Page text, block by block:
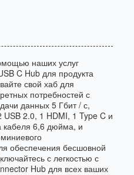
наших услуг
C Hub для продукта
свой хаб для
потребностей с
данных 5 Гбит / с,
2.0, 1 HDMI, 1 Type C и
кабеля 6,6 дюйма, и
обеспечения бесшовной
с легкостью с
Hub для всех ваших